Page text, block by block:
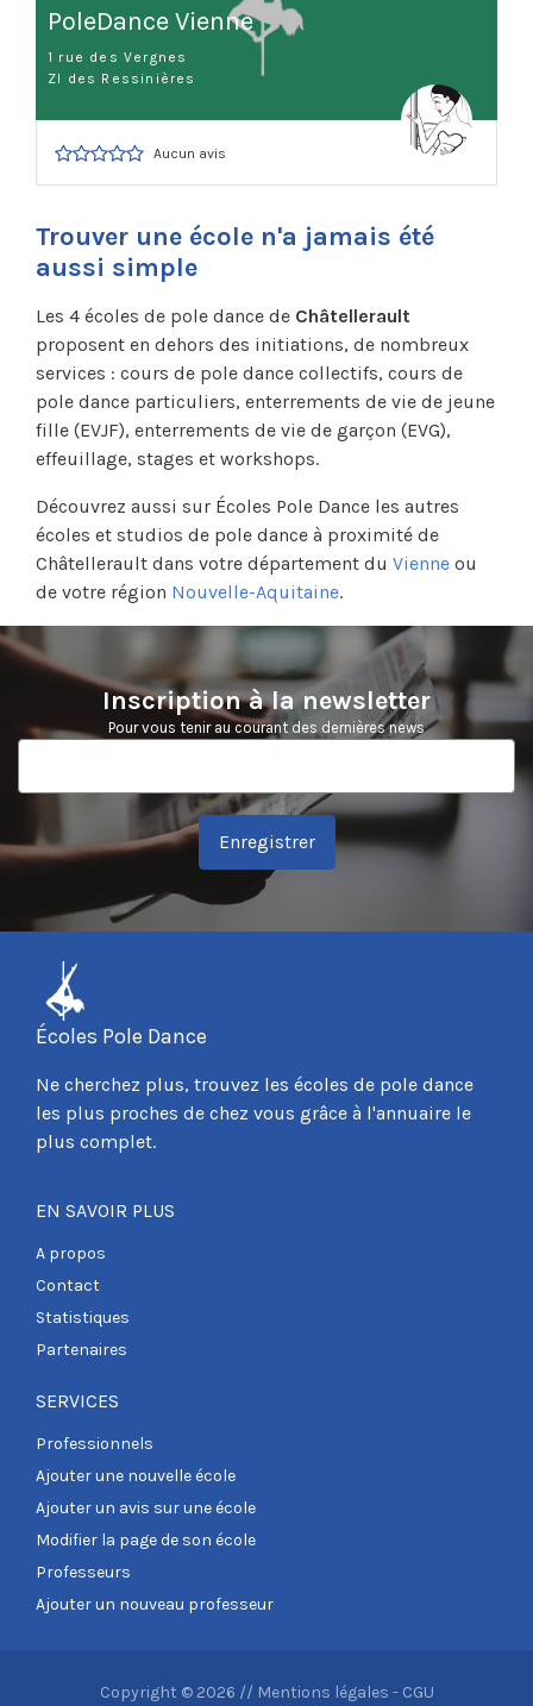
PoleDance Vienne
1 rue des Vergnes
ZI des Ressinières
Aucun avis
Trouver une école n'a jamais été
aussi simple
Les 4 écoles de pole dance de Châtellerault
proposent en dehors des initiations, de nombreux
services : cours de pole dance collectifs, cours de
pole dance particuliers, enterrements de vie de jeune
fille (EVJF), enterrements de vie de garçon (EVG),
effeuillage, stages et workshops.
Découvrez aussi sur Écoles Pole Dance les autres
écoles et studios de pole dance à proximité de
Châtellerault dans votre département du Vienne ou
de votre région Nouvelle-Aquitaine.
Inscription à la newsletter
Pour vous tenir au courant des dernières news
Enregistrer
Écoles Pole Dance
Ne cherchez plus, trouvez les écoles de pole dance
les plus proches de chez vous grâce à l'annuaire le
plus complet.
EN SAVOIR PLUS
A propos
Contact
Statistiques
Partenaires
SERVICES
Professionnels
Ajouter une nouvelle école
Ajouter un avis sur une école
Modifier la page de son école
Professeurs
Ajouter un nouveau professeur
Copyright © 2026 // Mentions légales - CGU